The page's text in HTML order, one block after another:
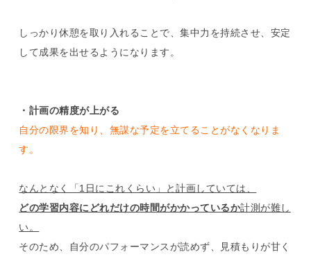
しっかり休憩を取り入れることで、集中力を持続させ、安定
して成果を出せるようになります。
・計画の精度が上がる
自分の限界を知り、無謀な予定を立てることがなくなりま
す。
なんとなく「1日にこれくらい」と計画していては、
どの学習内容にどれだけの時間がかかっているか計測が難し
い。
そのため、自分のパフォーマンスが読めず、見積もりが甘く